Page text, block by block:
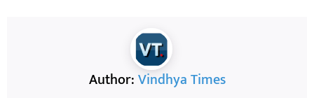
Author:Vindhya Times